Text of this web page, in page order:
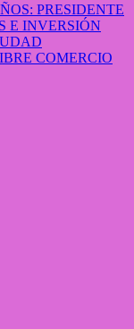
PRESIDENTE
E INVERSIÓN
COMERCIO